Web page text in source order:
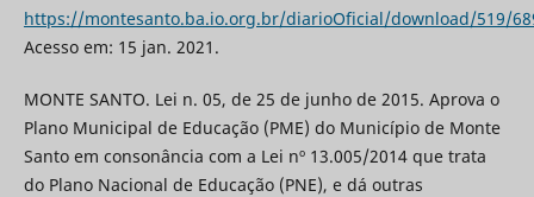
https://montesanto.ba.io.org.br/diarioOficial/download/519/
Acesso em: 15 jan. 2021.
MONTE SANTO. Lei n. 05, de 25 de junho de 2015. Aprova o
Plano Municipal de Educação (PME) do Município de Monte
Santo em consonância com a Lei nº 13.005/2014 que trata
do Plano Nacional de Educação (PNE), e dá outras